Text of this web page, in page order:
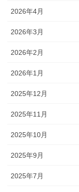
2026年4月
2026年3月
2026年2月
2026年1月
2025年12月
2025年11月
2025年10月
2025年9月
2025年7月